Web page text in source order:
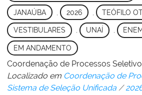
JANAÚBA 2026 TEÓFILO
VESTIBULARES , UNAÍ , ENEM
EM ANDAMENTO
Coordenação de Processos
Localizado em Coordenação de
Sistema de Seleção Unificada /